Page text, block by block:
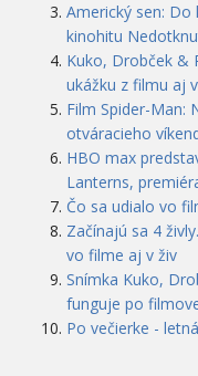
Americký sen:
kinohitu
Kuko, Drobček &
ukážku z filmu aj
Film Spider-Man:
otváracieho
HBO max
Lanterns,
Čo sa udialo vo
Začínajú sa 4
vo filme aj v živ
Snímka Kuko,
funguje po
Po večierke -